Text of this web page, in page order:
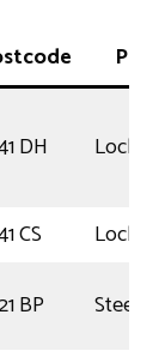
DH Lochem
CS
Lochem
BP